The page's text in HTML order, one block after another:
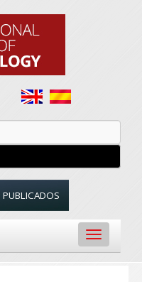
Toggle
navigation